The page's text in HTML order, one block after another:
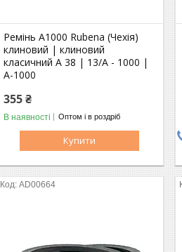
Ремінь A1000 Rubena (Чехія)
клиновий | клиновий
класичний A 38 | 13/A - 1000 |
А-1000
355 ₴
В наявності Оптом і в роздріб
Купити
AD00664